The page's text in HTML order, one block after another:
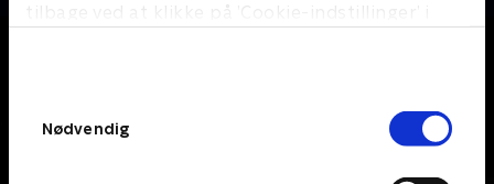
tilbage ved at klikke på ’Cookie-indstillinger’ i
Nødvendig